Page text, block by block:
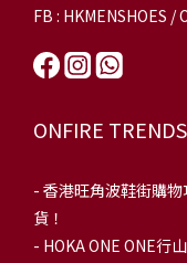
FB : HKMENSHOES
ONFIRE TRENDS
- 香港旺角波鞋街購
貨！
- HOKA ONE ONE行